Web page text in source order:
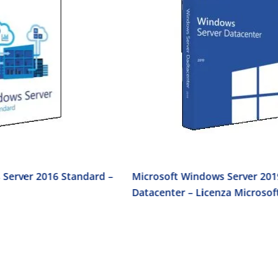
Standard –
Microsoft Windows Server 2019
Datacenter – Licenza Microsoft